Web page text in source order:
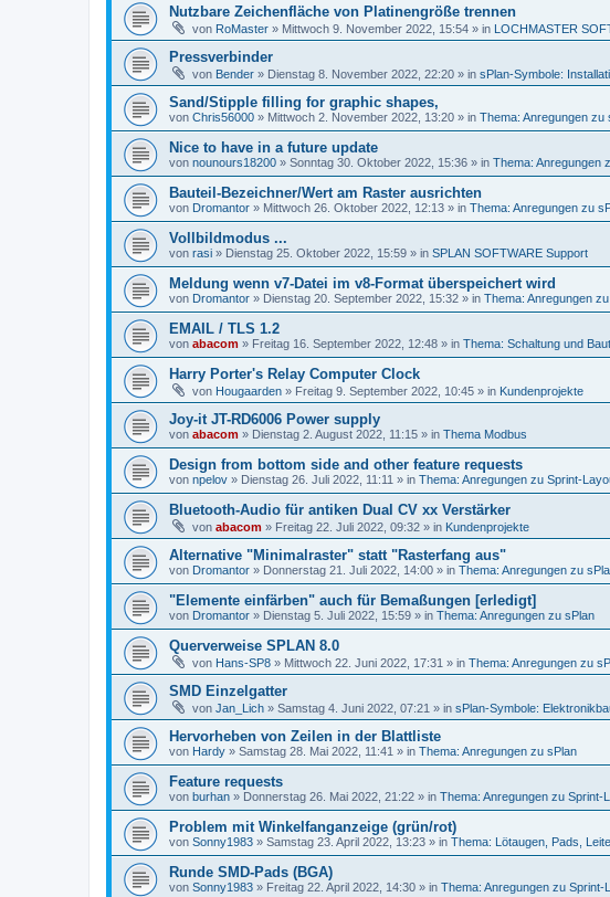
Nutzbare Zeichenfläche von Platinengröße trennen
von RoMaster » Mittwoch 9. November 2022, 15:54 » in LOCHMASTER
Pressverbinder
von Bender » Dienstag 8. November 2022, 22:20 » in sPlan-Symbole:
Sand/Stipple filling for graphic shapes,
von Chris56000 » Mittwoch 2. November 2022, 13:20 » in Thema: Anregungen zu
Nice to have in a future update
von nounours18200 » Sonntag 30. Oktober 2022, 15:36 » in Thema: Anregungen
Bauteil-Bezeichner/Wert am Raster ausrichten
von Dromantor » Mittwoch 26. Oktober 2022, 12:13 » in Thema: Anregungen zu
Vollbildmodus ...
von rasi » Dienstag 25. Oktober 2022, 15:59 » in SPLAN SOFTWARE Support
Meldung wenn v7-Datei im v8-Format überspeichert wird
von Dromantor » Dienstag 20. September 2022, 15:32 » in Thema: Anregungen
EMAIL / TLS 1.2
von abacom » Freitag 16. September 2022, 12:48 » in Thema: Schaltung und
Harry Porter's Relay Computer Clock
von Hougaarden » Freitag 9. September 2022, 10:45 » in Kundenprojekte
Joy-it JT-RD6006 Power supply
von abacom » Dienstag 2. August 2022, 11:15 » in Thema Modbus
Design from bottom side and other feature requests
von npelov » Dienstag 26. Juli 2022, 11:11 » in Thema: Anregungen zu Sprint-
Bluetooth-Audio für antiken Dual CV xx Verstärker
von abacom » Freitag 22. Juli 2022, 09:32 » in Kundenprojekte
Alternative "Minimalraster" statt "Rasterfang aus"
von Dromantor » Donnerstag 21. Juli 2022, 14:00 » in Thema: Anregungen zu
"Elemente einfärben" auch für Bemaßungen [erledigt]
von Dromantor » Dienstag 5. Juli 2022, 15:59 » in Thema: Anregungen zu sPlan
Querverweise SPLAN 8.0
von Hans-SP8 » Mittwoch 22. Juni 2022, 17:31 » in Thema: Anregungen zu
SMD Einzelgatter
von Jan_Lich » Samstag 4. Juni 2022, 07:21 » in sPlan-Symbole:
Hervorheben von Zeilen in der Blattliste
von Hardy » Samstag 28. Mai 2022, 11:41 » in Thema: Anregungen zu sPlan
Feature requests
von burhan » Donnerstag 26. Mai 2022, 21:22 » in Thema: Anregungen zu Sprint-
Problem mit Winkelfanganzeige (grün/rot)
von Sonny1983 » Samstag 23. April 2022, 13:23 » in Thema: Lötaugen, Pads,
Runde SMD-Pads (BGA)
von Sonny1983 » Freitag 22. April 2022, 14:30 » in Thema: Anregungen zu Sprint-